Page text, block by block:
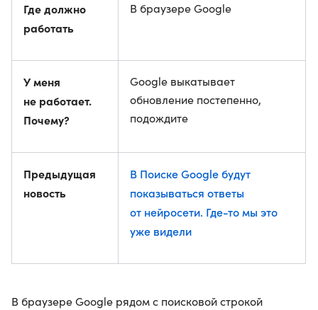
Где должно
работать
В браузере Google
У меня
не работает.
Почему?
Google выкатывает
обновление постепенно,
подождите
Предыдущая
новость
В Поиске Google будут
показываться ответы
от нейросети. Где-то мы это
уже видели
В браузере Google рядом с поисковой строкой